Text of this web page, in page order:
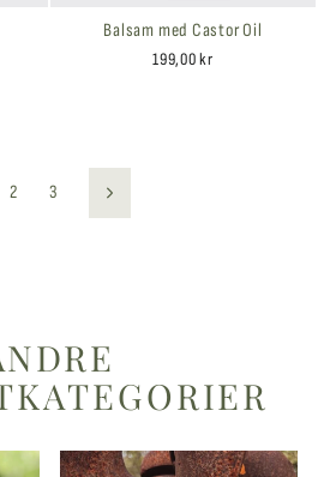
Balsam med Castor Oil
199,00 kr
2 3 Neste